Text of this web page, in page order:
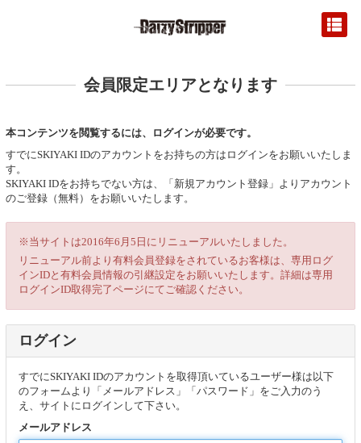
会員限定エリアとなります
本コンテンツを閲覧するには、ログインが必要です。
すでにSKIYAKI IDのアカウントをお持ちの方はログインをお願いいたしま
す。
SKIYAKI IDをお持ちでない方は、「新規アカウント登録」よりアカウント
のご登録（無料）をお願いいたします。
※当サイトは2016年6月5日にリニューアルいたしました。
リニューアル前より有料会員登録をされているお客様は、専用ログ
インIDと有料会員情報の引継設定をお願いいたします。詳細は専用
ログインID取得完了ページにてご確認ください。
ログイン
すでにSKIYAKI IDのアカウントを取得頂いているユーザー様は以下
のフォームより「メールアドレス」「パスワード」をご入力のう
え、サイトにログインして下さい。
メールアドレス